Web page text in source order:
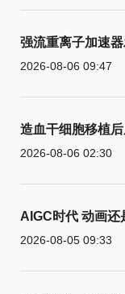
强流重离子加速
2026-08-06 09:47
造血干细胞移植
2026-08-06 02:30
AIGC时代 动画还
2026-08-05 09:33